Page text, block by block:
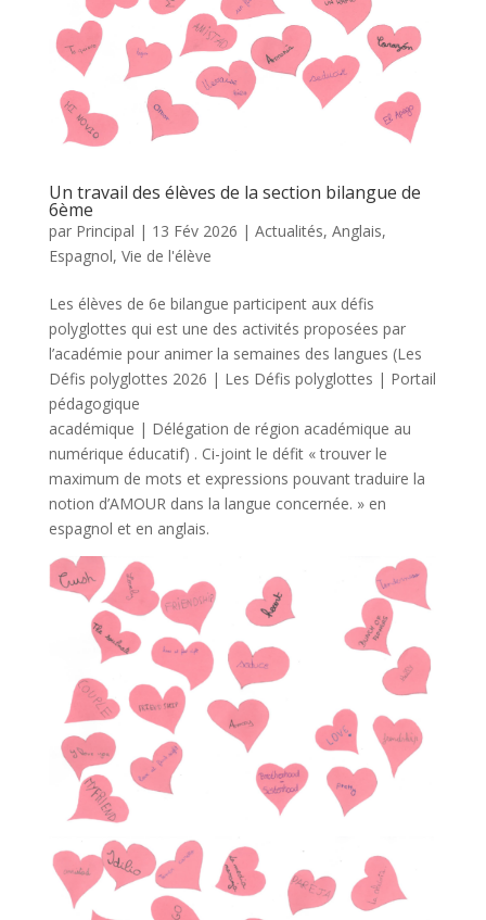
Un travail des élèves de la section bilangue de
6ème
par Principal | 13 Fév 2026 | Actualités, Anglais,
Espagnol, Vie de l'élève
Les élèves de 6e bilangue participent aux défis
polyglottes qui est une des activités proposées par
l’académie pour animer la semaines des langues (Les
Défis polyglottes 2026 | Les Défis polyglottes | Portail
pédagogique
académique | Délégation de région académique au
numérique éducatif) . Ci-joint le défit « trouver le
maximum de mots et expressions pouvant traduire la
notion d’AMOUR dans la langue concernée. » en
espagnol et en anglais.